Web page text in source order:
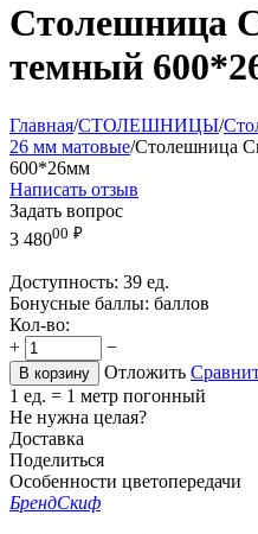
Столешница
темный
Главная/СТОЛЕШНИЦЫ/
26 мм матовые/Столешница
600*26мм
Написать отзыв
Задать вопрос
3 48000 ₽
Доступность: 39 ед.
Бонусные баллы: баллов
Кол-во:
+
−
В корзину Отложить
1 ед. = 1 метр погонный
Не нужна целая?
Доставка
Поделиться
Особенности цветопередачи
БрендСкиф